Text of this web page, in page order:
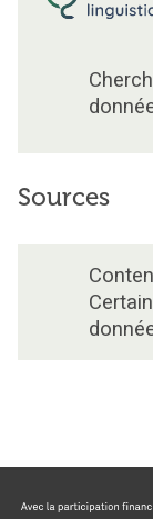
Sources